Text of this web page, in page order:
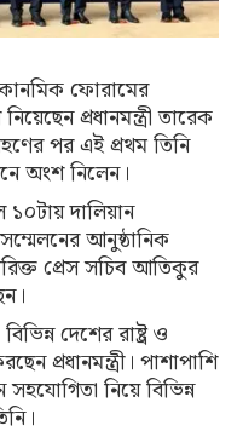
ফোরামের
প্রধানমন্ত্রী তারেক
পর এই প্রথম তিনি
অংশ নিলেন।
দালিয়ান
আনুষ্ঠানিক
প্রেস সচিব আতিকুর
দেশের রাষ্ট্র ও
প্রধানমন্ত্রী। পাশাপাশি
নিয়ে বিভিন্ন